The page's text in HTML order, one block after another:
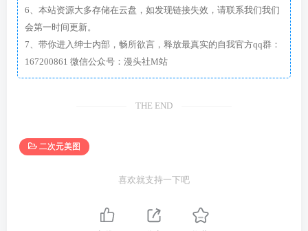
6、本站资源大多存储在云盘，如发现链接失效，请联系我们我们
会第一时间更新。
7、带你进入绅士内部，畅所欲言，释放最真实的自我官方qq群：
167200861 微信公众号：漫头社M站
THE END
二次元美图
喜欢就支持一下吧